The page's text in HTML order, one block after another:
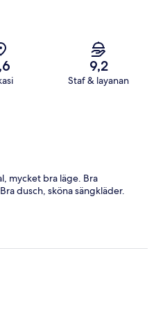
9,2
Staf & layanan
mycket bra läge. Bra
dusch, sköna sängkläder.